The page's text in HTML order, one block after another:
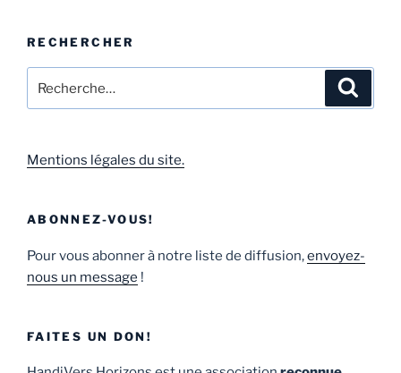
RECHERCHER
Mentions légales du site.
ABONNEZ-VOUS!
Pour vous abonner à notre liste de diffusion,envoyez-
nous un message !
FAITES UN DON!